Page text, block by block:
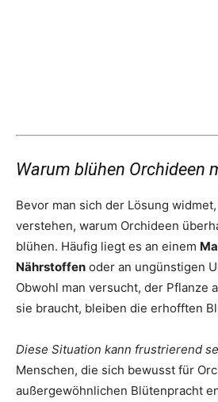
Warum blühen Orchideen
Bevor man sich der Lösung
verstehen, warum Orchideen
blühen. Häufig liegt es an einem
Nährstoffen oder an ungünstigen
Obwohl man versucht, der Pflanze
sie braucht, bleiben die erhofften
Diese Situation kann frustrierend
Menschen, die sich bewusst für
außergewöhnlichen Blütenpracht